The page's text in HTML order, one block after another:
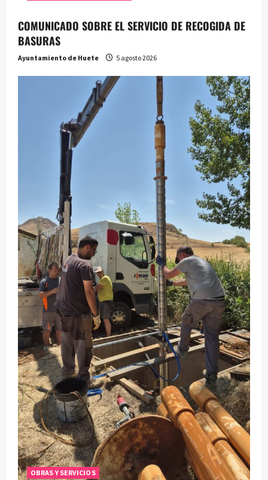
COMUNICADO SOBRE EL SERVICIO DE RECOGIDA DE
BASURAS
Ayuntamiento de Huete 5 agosto 2026
OBRAS Y SERVICIOS